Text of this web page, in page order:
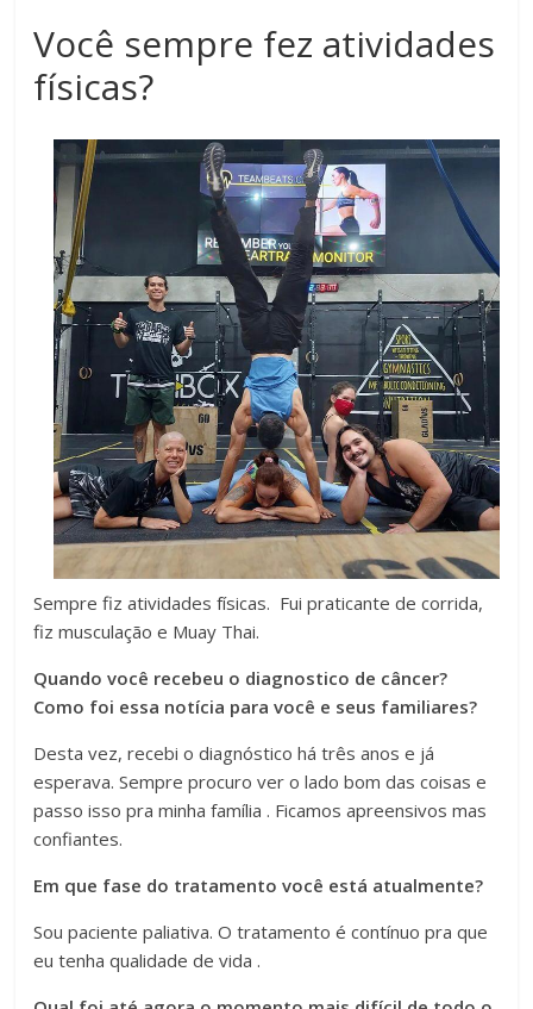
Você sempre fez atividades
físicas?
Sempre fiz atividades físicas. Fui praticante de corrida,
fiz musculação e Muay Thai.
Quando você recebeu o diagnostico de câncer?
Como foi essa notícia para você e seus familiares?
Desta vez, recebi o diagnóstico há três anos e já
esperava. Sempre procuro ver o lado bom das coisas e
passo isso pra minha família . Ficamos apreensivos mas
confiantes.
Em que fase do tratamento você está atualmente?
Sou paciente paliativa. O tratamento é contínuo pra que
eu tenha qualidade de vida .